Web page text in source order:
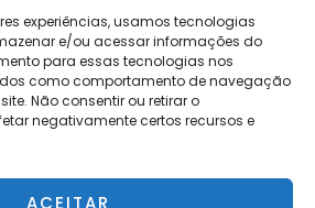
experiências, usamos tecnologias
e/ou acessar informações do
para essas tecnologias nos
como comportamento de navegação
Não consentir ou retirar o
negativamente certos recursos e
ACEITAR